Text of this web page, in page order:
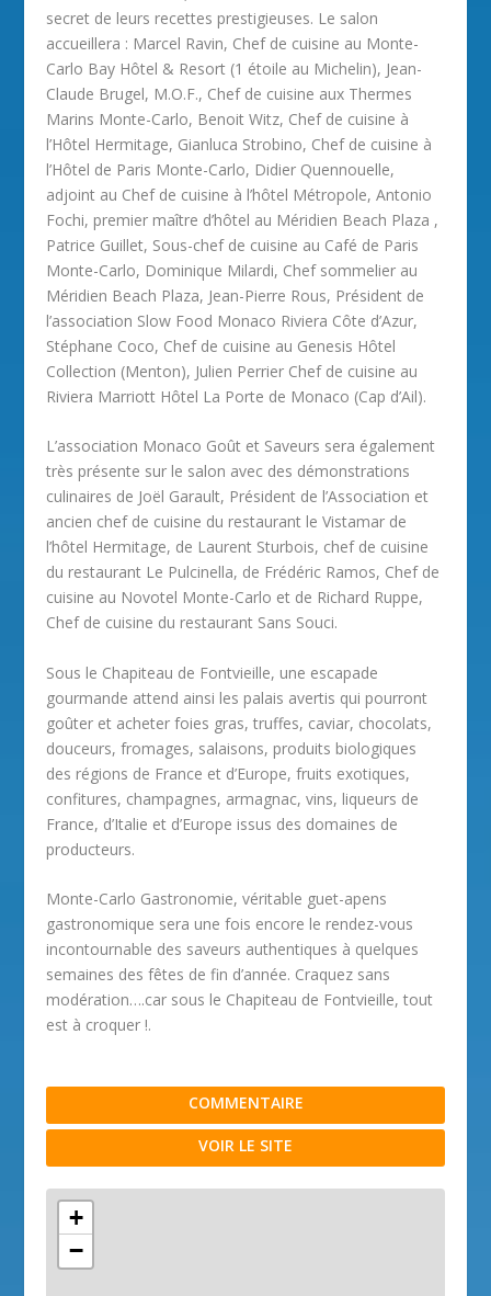
secret de leurs recettes prestigieuses. Le salon
accueillera : Marcel Ravin, Chef de cuisine au Monte-
Carlo Bay Hôtel & Resort (1 étoile au Michelin), Jean-
Claude Brugel, M.O.F., Chef de cuisine aux Thermes
Marins Monte-Carlo, Benoit Witz, Chef de cuisine à
l’Hôtel Hermitage, Gianluca Strobino, Chef de cuisine à
l’Hôtel de Paris Monte-Carlo, Didier Quennouelle,
adjoint au Chef de cuisine à l’hôtel Métropole, Antonio
Fochi, premier maître d’hôtel au Méridien Beach Plaza ,
Patrice Guillet, Sous-chef de cuisine au Café de Paris
Monte-Carlo, Dominique Milardi, Chef sommelier au
Méridien Beach Plaza, Jean-Pierre Rous, Président de
l’association Slow Food Monaco Riviera Côte d’Azur,
Stéphane Coco, Chef de cuisine au Genesis Hôtel
Collection (Menton), Julien Perrier Chef de cuisine au
Riviera Marriott Hôtel La Porte de Monaco (Cap d’Ail).
L’association Monaco Goût et Saveurs sera également
très présente sur le salon avec des démonstrations
culinaires de Joël Garault, Président de l’Association et
ancien chef de cuisine du restaurant le Vistamar de
l’hôtel Hermitage, de Laurent Sturbois, chef de cuisine
du restaurant Le Pulcinella, de Frédéric Ramos, Chef de
cuisine au Novotel Monte-Carlo et de Richard Ruppe,
Chef de cuisine du restaurant Sans Souci.
Sous le Chapiteau de Fontvieille, une escapade
gourmande attend ainsi les palais avertis qui pourront
goûter et acheter foies gras, truffes, caviar, chocolats,
douceurs, fromages, salaisons, produits biologiques
des régions de France et d’Europe, fruits exotiques,
confitures, champagnes, armagnac, vins, liqueurs de
France, d’Italie et d’Europe issus des domaines de
producteurs.
Monte-Carlo Gastronomie, véritable guet-apens
gastronomique sera une fois encore le rendez-vous
incontournable des saveurs authentiques à quelques
semaines des fêtes de fin d’année. Craquez sans
modération….car sous le Chapiteau de Fontvieille, tout
est à croquer !.
COMMENTAIRE
VOIR LE SITE
+
−